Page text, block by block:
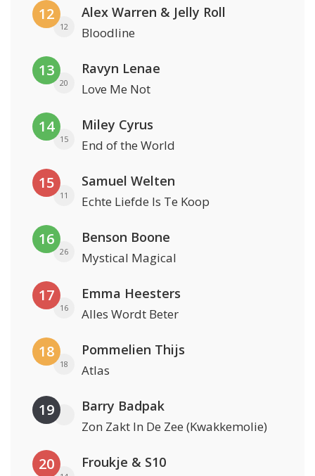
12
12
Alex Warren & Jelly Roll
Bloodline
13
20
Ravyn Lenae
Love Me Not
14
15
Miley Cyrus
End of the World
15
11
Samuel Welten
Echte Liefde Is Te Koop
16
26
Benson Boone
Mystical Magical
17
16
Emma Heesters
Alles Wordt Beter
18
18
Pommelien Thijs
Atlas
19 Barry Badpak
Zon Zakt In De Zee (Kwakkemolie)
20 Froukje & S10